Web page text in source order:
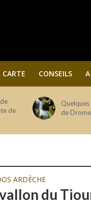
CONSEILS
de
Quelques
de
ARDÈCHE
du